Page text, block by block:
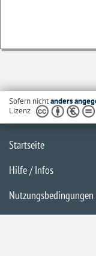
Sofern nichtanders
Lizenz
Startseite
Hilfe / Infos
Nutzungsbedingungen